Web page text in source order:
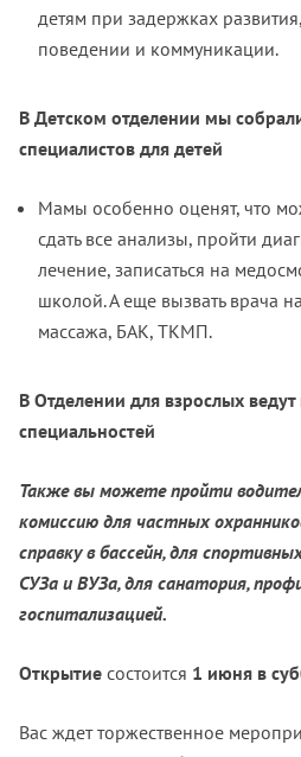
детям при задержках
поведении и коммуникации.
В Детском отделении мы
специалистов для детей
Мамы особенно оценят, что
сдать все анализы, пройти
лечение, записаться на
школой. А еще вызвать врача
массажа, БАК, ТКМП.
В Отделении для взрослых
специальностей
Также вы можете пройти
комиссию для частных
справку в бассейн, для
СУЗа и ВУЗа, для санатория,
госпитализацией.
Открытие состоится 1 июня в
Вас ждет торжественное